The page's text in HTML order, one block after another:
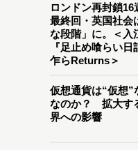
ロンドン再封鎖16
最終回・英国社会
な段階」に。＜入
『足止め喰らい日
乍らReturns＞
仮想通貨は“仮想”
なのか？ 拡大す
界への影響